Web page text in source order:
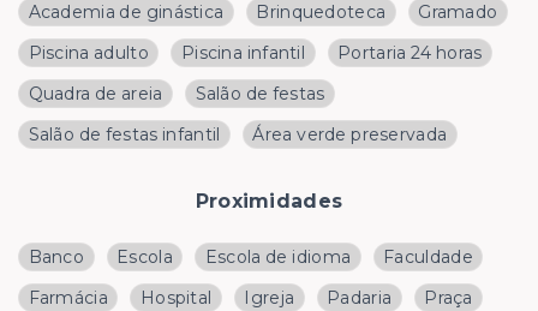
Academia de ginástica Brinquedoteca
Gramado
Piscina adulto
Piscina infantil
Portaria 24 horas
Quadra de areia
Salão de festas
Salão de festas infantil
Área verde preservada
Proximidades
Banco Escola Escola de idioma
Faculdade
Farmácia
Hospital Igreja Padaria
Praça